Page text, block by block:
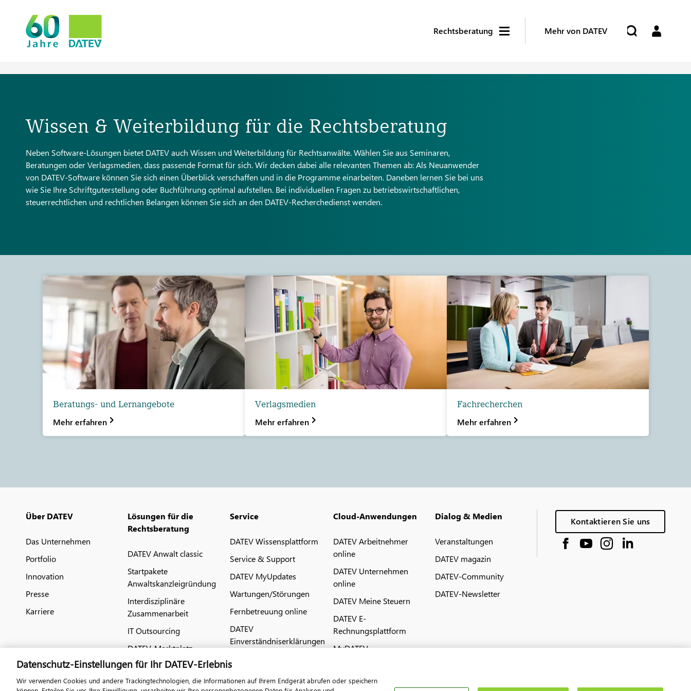
Rechtsberatung Mehr von DATEV
Wissen & Weiterbildung für die Rechtsberatung​
Neben Software-Lösungen bietet DATEV auch Wissen und Weiterbildung für Rechtsanwälte. Wählen Sie aus Seminaren,
Beratungen oder Verlagsmedien, dass passende Format für sich. Wir decken dabei alle relevanten Themen ab: Als Neuanwender
von DATEV-Software können Sie sich einen Überblick verschaffen und in die Programme einarbeiten. Daneben lernen Sie bei uns
wie Sie Ihre Schriftguterstellung oder Buchführung optimal aufstellen. Bei individuellen Fragen zu betriebswirtschaftlichen,
steuerrechtlichen und rechtlichen Belangen können Sie sich an den DATEV-Recherchedienst wenden.
Beratungs- und Lernangebote
Mehr erfahren
Verlagsmedien
Mehr erfahren
Fachrecherchen
Mehr erfahren
Über DATEV
Das Unternehmen
Portfolio
Innovation
Presse
Karriere
Lösungen für die
Rechtsberatung
DATEV Anwalt classic
Startpakete
Anwaltskanzleigründung
Interdisziplinäre
Zusammenarbeit
IT Outsourcing
DATEV-Marktplatz
Service
DATEV Wissensplattform
Service & Support
DATEV MyUpdates
Wartungen/Störungen
Fernbetreuung online
DATEV
Einverständniserklärungen
Cloud-Anwendungen
DATEV Arbeitnehmer
online
DATEV Unternehmen
online
DATEV Meine Steuern
DATEV E-
Rechnungsplattform
MyDATEV
Dialog & Medien
Veranstaltungen
DATEV magazin
DATEV-Community
DATEV-Newsletter
Kontaktieren Sie uns
Datenschutz-Einstellungen für Ihr DATEV-Erlebnis
Wir verwenden Cookies und andere Trackingtechnologien, die Informationen auf Ihrem Endgerät abrufen oder speichern